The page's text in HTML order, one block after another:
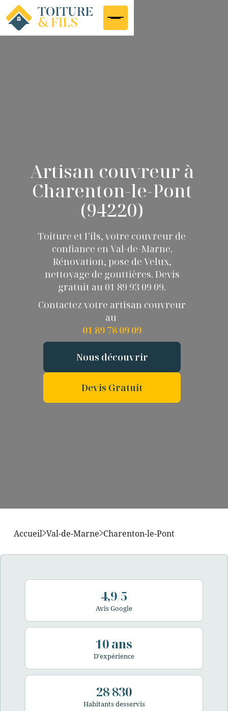
Artisan couvreur à
Charenton-le-Pont
(94220)
Toiture et Fils, votre couvreur de
confiance en Val-de-Marne.
Rénovation, pose de Velux,
nettoyage de gouttières. Devis
gratuit au 01 89 93 09 09.
Contactez votre artisan couvreur
au
01 89 78 09 09
Nous découvrir
Devis Gratuit
Accueil Val-de-Marne Charenton-le-Pont
4,9/5
Avis Google
10 ans
D'expérience
28 830
Habitants desservis